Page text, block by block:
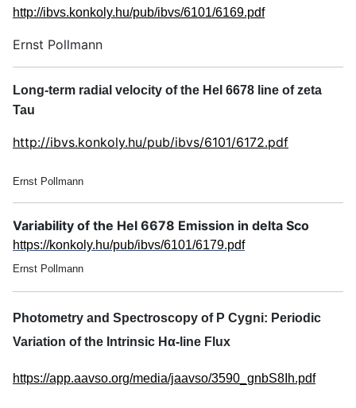
http://ibvs.konkoly.hu/pub/ibvs/6101/6169.pdf
Ernst Pollmann
Long-term radial velocity of the HeI 6678 line of zeta
Tau
http://ibvs.konkoly.hu/pub/ibvs/6101/6172.pdf
Ernst Pollmann
Variability of the HeI 6678 Emission in delta Sco
https://konkoly.hu/pub/ibvs/6101/6179.pdf
Ernst Pollmann
Photometry and Spectroscopy of P Cygni: Periodic
Variation of the Intrinsic Hα-line Flux
https://app.aavso.org/media/jaavso/3590_gnbS8Ih.pdf